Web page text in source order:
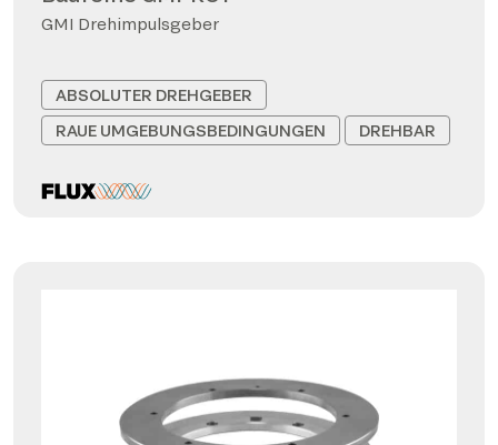
GMI Drehimpulsgeber
ABSOLUTER DREHGEBER
RAUE UMGEBUNGSBEDINGUNGEN
DREHBAR